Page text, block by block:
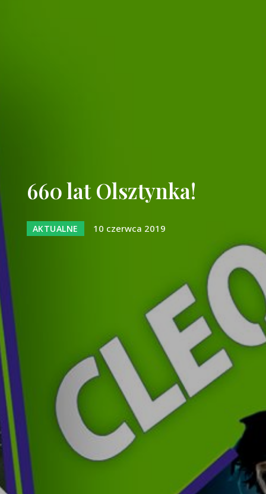
660 lat Olsztynka!
AKTUALNE 10 czerwca 2019